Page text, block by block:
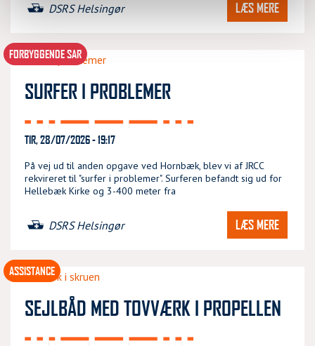
DSRS Helsingør LÆS MERE
SURFER I PROBLEMER
TIR, 28/07/2026 - 19:17
På vej ud til anden opgave ved Hornbæk, blev vi af JRCC
rekvireret til "surfer i problemer". Surferen befandt sig ud for
Hellebæk Kirke og 3-400 meter fra
DSRS Helsingør LÆS MERE
FORBYGGENDE SAR
SEJLBÅD MED TOVVÆRK I PROPELLEN
ASSISTANCE